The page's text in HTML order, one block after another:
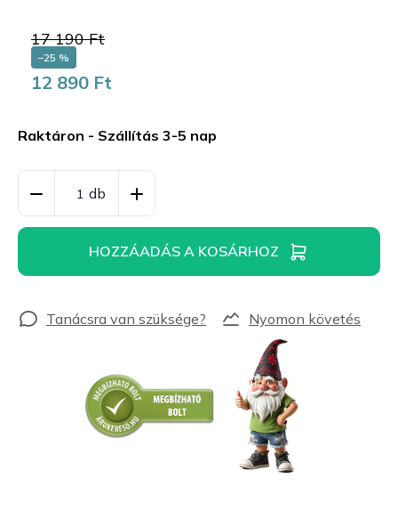
17 190 Ft
–25 %
12 890 Ft
Raktáron - Szállítás 3-5 nap
HOZZÁADÁS A KOSÁRHOZ
Nyomon követés